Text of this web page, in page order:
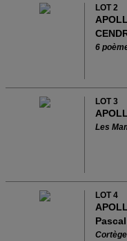
LOT 2
6
LOT 3
Les
LOT 4